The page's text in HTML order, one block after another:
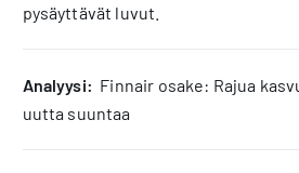
pysäyttävät luvut.
analyysi: Finnair osake: Rajua
uutta suuntaa